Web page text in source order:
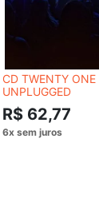
CD TWENTY
UNPLUGGED
R$ 62,77